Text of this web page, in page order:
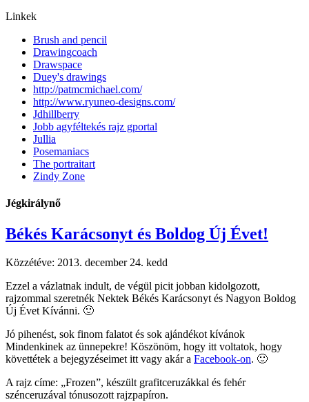
Linkek
Brush and pencil
Drawingcoach
Drawspace
Duey's drawings
http://patmcmichael.com/
http://www.ryuneo-designs.com/
Jdhillberry
Jobb agyféltekés rajz gportal
Jullia
Posemaniacs
The portraitart
Zindy Zone
Jégkirálynő
Békés Karácsonyt és Boldog Új Évet!
Közzétéve: 2013. december 24. kedd
Ezzel a vázlatnak indult, de végül picit jobban kidolgozott,
rajzommal szeretnék Nektek Békés Karácsonyt és Nagyon Boldog
Új Évet Kívánni. 🙂
Jó pihenést, sok finom falatot és sok ajándékot kívánok
Mindenkinek az ünnepekre! Köszönöm, hogy itt voltatok, hogy
követtétek a bejegyzéseimet itt vagy akár a Facebook-on. 🙂
A rajz címe: „Frozen”, készült grafitceruzákkal és fehér
szénceruzával tónusozott rajzpapíron.